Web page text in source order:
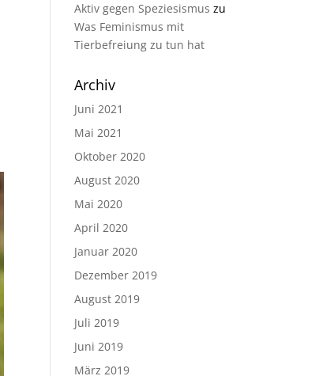
Aktiv gegen Speziesismus zu
Was Feminismus mit
Tierbefreiung zu tun hat
Archiv
Juni 2021
Mai 2021
Oktober 2020
August 2020
Mai 2020
April 2020
Januar 2020
Dezember 2019
August 2019
Juli 2019
Juni 2019
März 2019